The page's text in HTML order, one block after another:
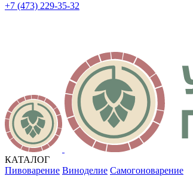
+7 (473) 229-35-32
КАТАЛОГ
Пивоварение Виноделие Самогоноварение